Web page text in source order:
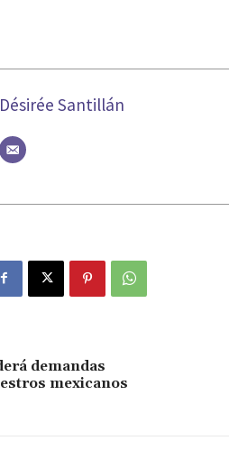
Désirée Santillán
demandas
mexicanos